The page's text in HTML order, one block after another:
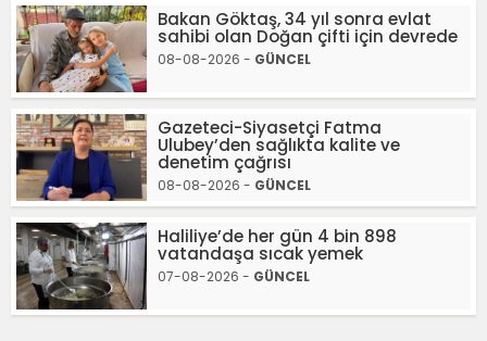
Bakan Göktaş, 34 yıl sonra evlat
sahibi olan Doğan çifti için devrede
08-08-2026 - GÜNCEL
Gazeteci-Siyasetçi Fatma
Ulubey’den sağlıkta kalite ve
denetim çağrısı
08-08-2026 - GÜNCEL
Haliliye’de her gün 4 bin 898
vatandaşa sıcak yemek
07-08-2026 - GÜNCEL